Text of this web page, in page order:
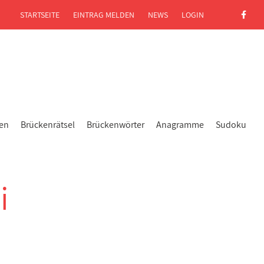
Brückenrätsel Brückenwörter Anagramme Sudoku
STARTSEITE EINTRAG MELDEN NEWS LOGIN